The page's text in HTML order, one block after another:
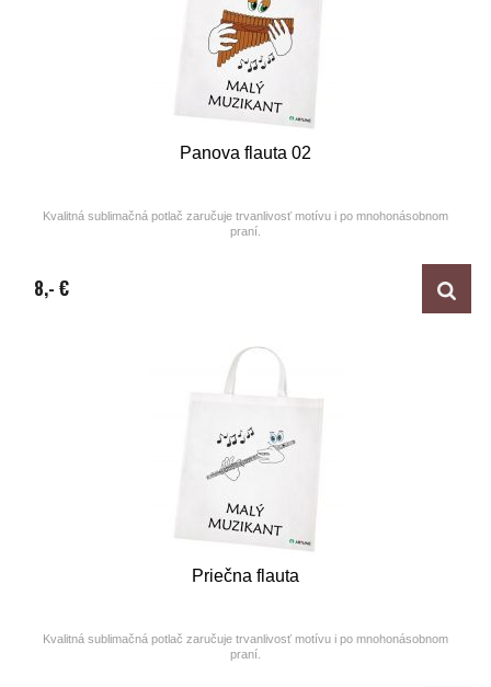
Panova flauta 02
Kvalitná sublimačná potlač zaručuje trvanlivosť motívu i po mnohonásobnom
praní.
8,- €
Priečna flauta
Kvalitná sublimačná potlač zaručuje trvanlivosť motívu i po mnohonásobnom
praní.